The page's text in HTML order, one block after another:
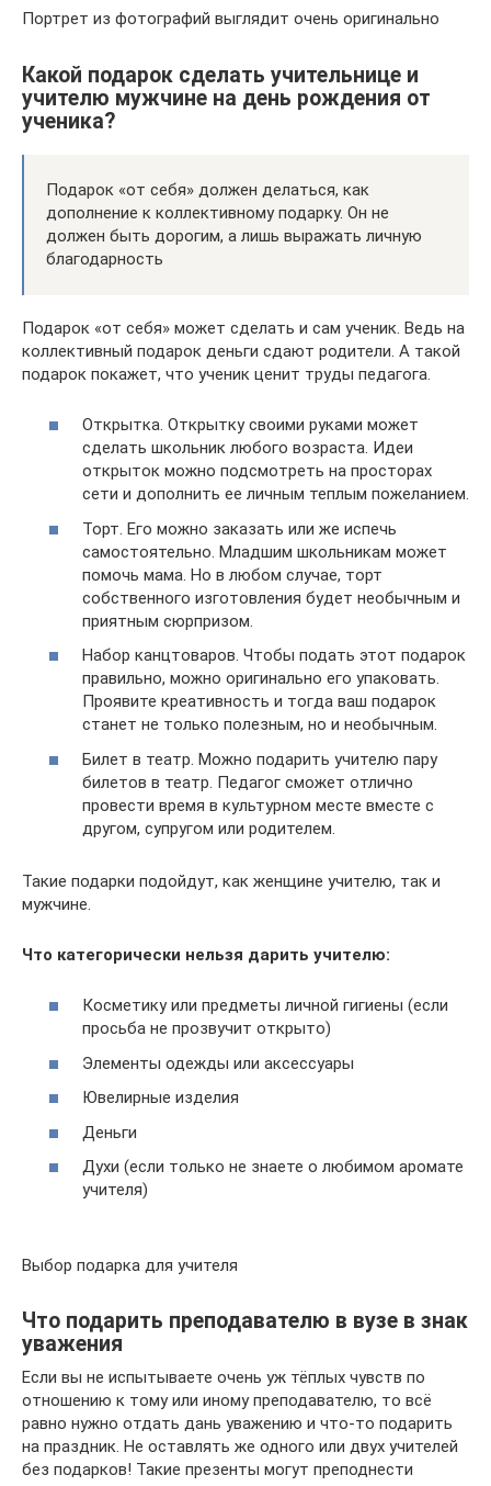
Портрет из фотографий выглядит очень оригинально
Какой подарок сделать учительнице и
учителю мужчине на день рождения от
ученика?
Подарок «от себя» должен делаться, как
дополнение к коллективному подарку. Он не
должен быть дорогим, а лишь выражать личную
благодарность
Подарок «от себя» может сделать и сам ученик. Ведь на
коллективный подарок деньги сдают родители. А такой
подарок покажет, что ученик ценит труды педагога.
Открытка. Открытку своими руками может
сделать школьник любого возраста. Идеи
открыток можно подсмотреть на просторах
сети и дополнить ее личным теплым пожеланием.
Торт. Его можно заказать или же испечь
самостоятельно. Младшим школьникам может
помочь мама. Но в любом случае, торт
собственного изготовления будет необычным и
приятным сюрпризом.
Набор канцтоваров. Чтобы подать этот подарок
правильно, можно оригинально его упаковать.
Проявите креативность и тогда ваш подарок
станет не только полезным, но и необычным.
Билет в театр. Можно подарить учителю пару
билетов в театр. Педагог сможет отлично
провести время в культурном месте вместе с
другом, супругом или родителем.
Такие подарки подойдут, как женщине учителю, так и
мужчине.
Что категорически нельзя дарить учителю:
Косметику или предметы личной гигиены (если
просьба не прозвучит открыто)
Элементы одежды или аксессуары
Ювелирные изделия
Деньги
Духи (если только не знаете о любимом аромате
учителя)
Выбор подарка для учителя
Что подарить преподавателю в вузе в знак
уважения
Если вы не испытываете очень уж тёплых чувств по
отношению к тому или иному преподавателю, то всё
равно нужно отдать дань уважению и что-то подарить
на праздник. Не оставлять же одного или двух учителей
без подарков! Такие презенты могут преподнести